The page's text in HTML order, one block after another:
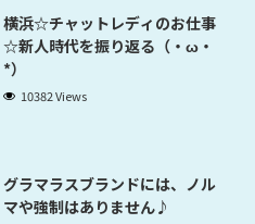
横浜☆チャットレディのお仕事
☆新人時代を振り返る（・ω・
*）
10382 Views
グラマラスブランドには、ノル
マや強制はありません♪